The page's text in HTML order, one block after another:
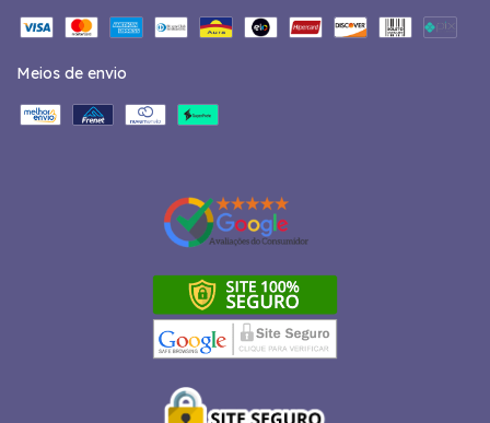
Meios de envio